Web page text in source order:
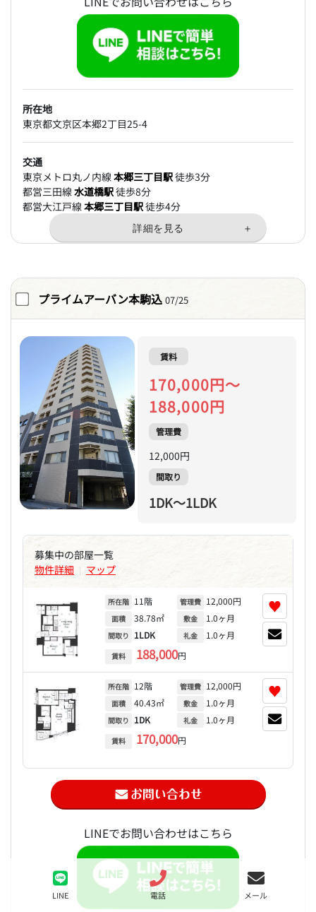
LINE 電話 メール
所在地
東京都文京区本郷2丁目25-4
交通
東京メトロ丸ノ内線本郷三丁目駅徒歩3分
都営三田線水道橋駅徒歩8分
都営大江戸線本郷三丁目駅徒歩4分
プライムアーバン本駒込 07/25
賃料
170,000円～
188,000円
管理費
12,000円
間取り
1DK～1LDK
募集中の部屋一覧
物件詳細 | マップ
所在階 11階
面積 38.78㎡
間取り 1LDK
賃料 188,000円
管理費 12,000円
敷金 1.0ヶ月
礼金 1.0ヶ月
♥
所在階 12階
面積 40.43㎡
間取り 1DK
賃料 170,000円
管理費 12,000円
敷金 1.0ヶ月
礼金 1.0ヶ月
♥
LINEでお問い合わせはこちら